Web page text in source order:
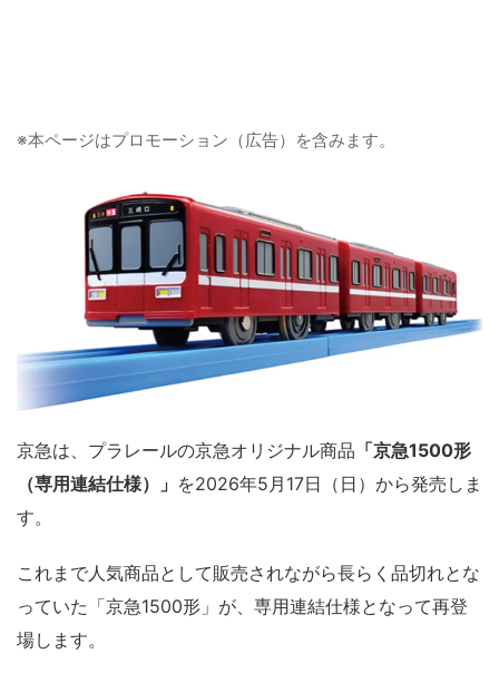
※本ページはプロモーション（広告）を含みます。
京急は、プラレールの京急オリジナル商品 「京急1500形
（専用連結仕様）」 を2026年5月17日（日）から発売しま
す。
これまで人気商品として販売されながら長らく品切れとな
っていた「京急1500形」が、専用連結仕様となって再登
場します。